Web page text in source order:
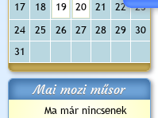
17 18 19 20 21 22
23
24
25 26 27 28 29
30
31
Mai mozi műsor
Ma már nincsenek